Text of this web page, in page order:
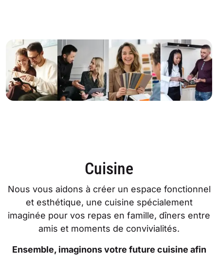
Cuisine
Nous vous aidons à créer un espace fonctionnel
et esthétique, une cuisine spécialement
imaginée pour vos repas en famille, dîners entre
amis et moments de convivialités.
Ensemble, imaginons votre future cuisine afin